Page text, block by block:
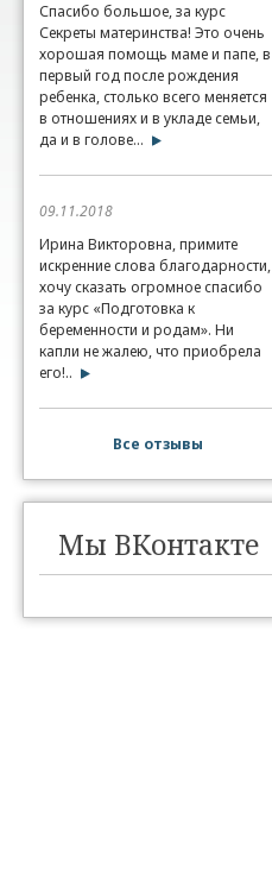
Спасибо большое, за курс
Секреты материнства! Это очень
хорошая помощь маме и папе, в
первый год после рождения
ребенка, столько всего меняется
в отношениях и в укладе семьи,
да и в голове...
09.11.2018
Ирина Викторовна, примите
искренние слова благодарности,
хочу сказать огромное спасибо
за курс «Подготовка к
беременности и родам». Ни
капли не жалею, что приобрела
его!..
Все отзывы
Мы ВКонтакте